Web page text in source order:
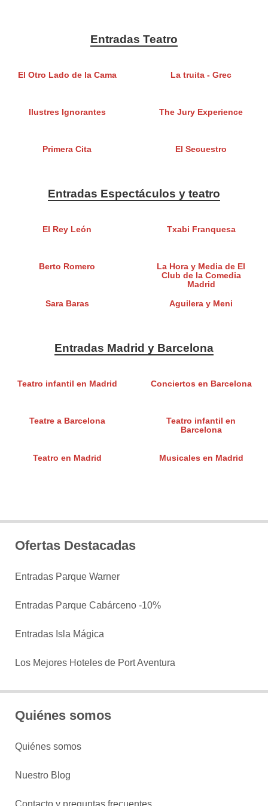
Entradas Teatro
El Otro Lado de la Cama La truita - Grec
Ilustres Ignorantes The Jury Experience
Primera Cita El Secuestro
Entradas Espectáculos y teatro
El Rey León Txabi Franquesa
Berto Romero
La Hora y Media de El
Club de la Comedia
Madrid
Sara Baras Aguilera y Meni
Entradas Madrid y Barcelona
Teatro infantil en Madrid Conciertos en Barcelona
Teatre a Barcelona
Teatro infantil en
Barcelona
Teatro en Madrid Musicales en Madrid
Ofertas Destacadas
Entradas Parque Warner
Entradas Parque Cabárceno -10%
Entradas Isla Mágica
Los Mejores Hoteles de Port Aventura
Quiénes somos
Quiénes somos
Nuestro Blog
Contacto y preguntas frecuentes